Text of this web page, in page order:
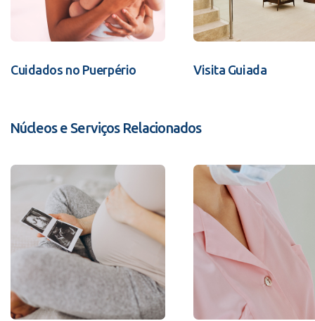
Cuidados no Puerpério Visita Guiada
Núcleos e Serviços Relacionados